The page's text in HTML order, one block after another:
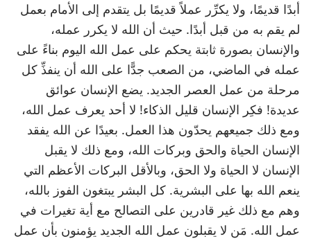
أبدًا قديمًا، ولا يكرِّر عملاً قديمًا بل يتقدم إلى الأمام بعمل
لم يقم به من قبل أبدًا. حيث أن الله لا يكرر عمله،
والإنسان بصورة ثابتة يحكم على عمل الله اليوم بناءً على
عمله في الماضي، من الصعب جدًّا على الله أن ينفذِّ كل
مرحلة من عمل العصر الجديد. يضع الإنسان عوائق
عديدة! فكِر الإنسان قليل الذكاء! لا أحد يعرف عمل الله،
ومع ذلك جميعهم يحدّون هذا العمل. بعيدًا عن الله يفقد
الإنسان الحياة والحق وبركات الله، ومع ذلك لا يقبل
الإنسان لا الحياة ولا الحق، وبالأقل البركات الأعظم التي
ينعم الله بها على البشرية. كل البشر يبتغون الفوز بالله،
وهم مع ذلك غير قادرين على التصالح مع أية تغيرات في
عمل الله. مَن لا يقبلون عمل الله الجديد يؤمنون بأن عمل